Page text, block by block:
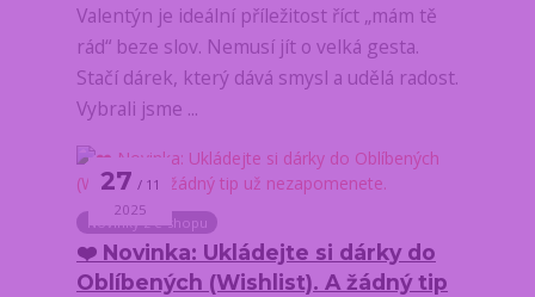
Valentýn je ideální příležitost říct „mám tě
rád“ beze slov. Nemusí jít o velká gesta.
Stačí dárek, který dává smysl a udělá radost.
Vybrali jsme ...
27 11
2025
Novinky z e-shopu
❤️ Novinka: Ukládejte si dárky do
Oblíbených (Wishlist). A žádný tip